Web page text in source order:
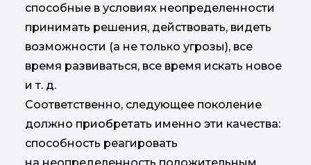
способные в условиях неопределенности
принимать решения, действовать, видеть
возможности (а не только угрозы), все
время развиваться, все время искать новое
и т. д.
Соответственно, следующее поколение
должно приобретать именно эти качества:
способность реагировать
на неопределенность положительным